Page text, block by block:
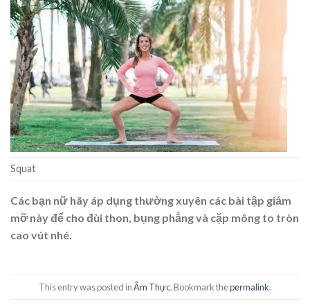
Squat
Các bạn nữ hãy áp dụng thường xuyên các bài tập giảm
mỡ này để cho đùi thon, bụng phẳng và cặp mông to tròn
cao vút nhé.
This entry was posted inẨm Thực. Bookmark thepermalink.